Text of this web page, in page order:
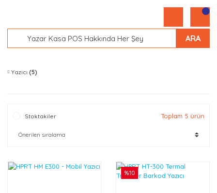
ARA
Yazıcı (5)
Stoktakiler Toplam 5 ürün
%10